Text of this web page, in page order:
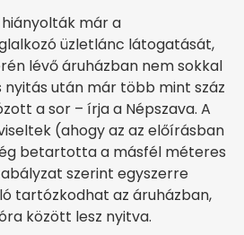
már a
üzletlánc látogatását,
lévő áruházban nem sokkal
nyitás után már több mint száz
a sor – írja a Népszava. A
(ahogy az az előírásban
betartotta a másfél méteres
szerint egyszerre
tartózkodhat az áruházban,
között lesz nyitva.